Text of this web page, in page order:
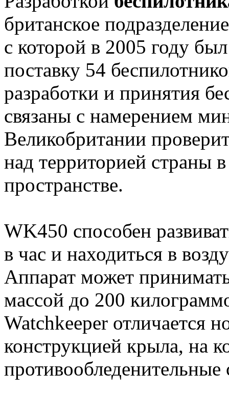
британское
с которой в 2005 году
поставку 54
разработки и принятия
связаны с намерением
Великобритании
над территорией страны
пространстве.
WK450 способен
в час и находиться в
Аппарат может
массой до 200
Watchkeeper отличается
конструкцией крыла, на
противообледенительные